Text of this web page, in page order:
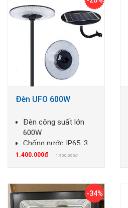
Đèn UFO 600W
Đèn công suất lớn
600W
Chống nước IP65, 3
chế độ màu
1.400.000đ 1.900.000đ
-34%